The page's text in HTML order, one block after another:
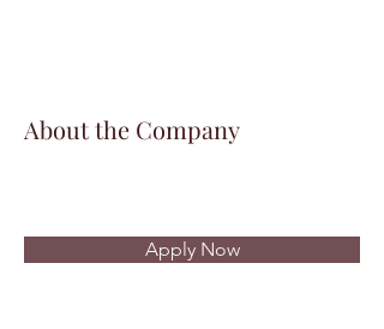
About the Company
Apply Now